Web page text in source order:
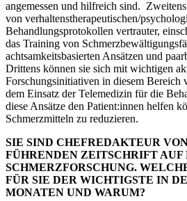
angemessen und hilfreich sind.
von verhaltenstherapeutischen/
Behandlungsprotokollen vertrauter,
das Training von
achtsamkeitsbasierten Ansätzen und
Drittens können sie sich mit wichtigen
Forschungsinitiativen in diesem Bereich
dem Einsatz der Telemedizin für die
diese Ansätze den Patient:innen helfen
Schmerzmitteln zu reduzieren.
SIE SIND CHEFREDAKTEUR
FÜHRENDEN ZEITSCHRIFT AUF
SCHMERZFORSCHUNG.
FÜR SIE DER WICHTIGSTE IN
MONATEN UND WARUM?